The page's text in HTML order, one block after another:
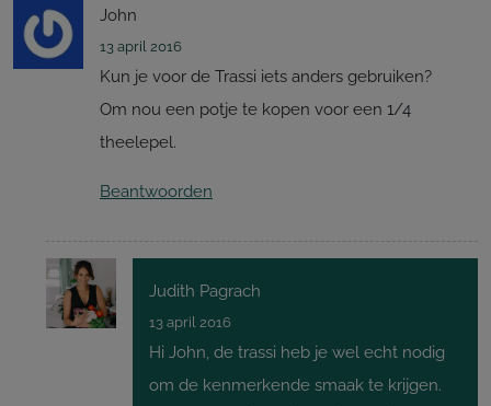
John
13 april 2016
Kun je voor de Trassi iets anders gebruiken?
Om nou een potje te kopen voor een 1/4
theelepel.
Beantwoorden
Judith Pagrach
13 april 2016
Hi John, de trassi heb je wel echt nodig
om de kenmerkende smaak te krijgen.